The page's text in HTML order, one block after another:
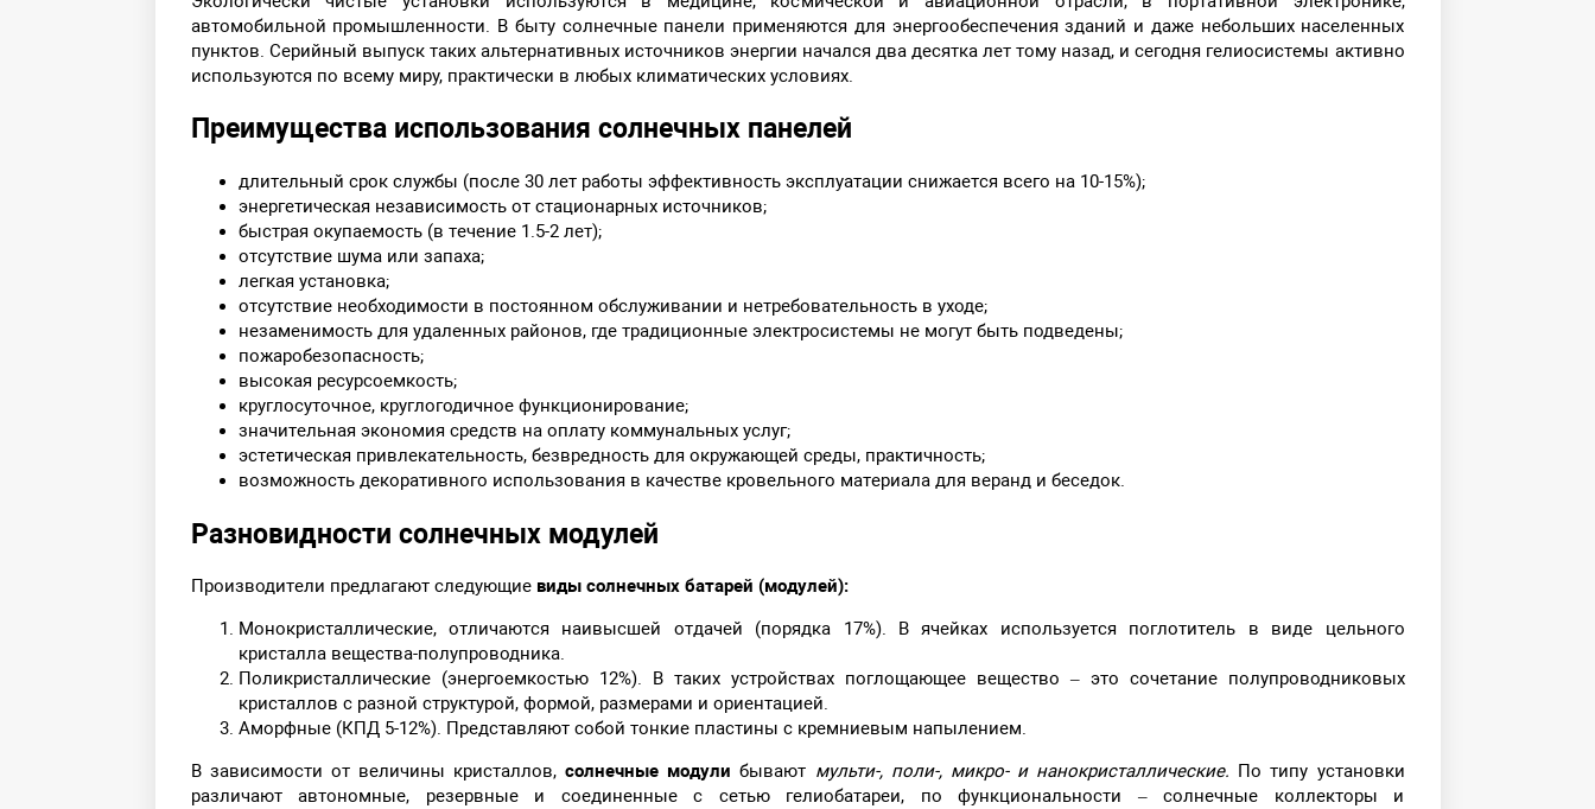
автомобильной промышленности. В быту солнечные панели применяются для энергообеспечения зданий и даже небольших населенных
пунктов. Серийный выпуск таких альтернативных источников энергии начался два десятка лет тому назад, и сегодня гелиосистемы активно
используются по всему миру, практически в любых климатических условиях.
Преимущества использования солнечных панелей
длительный срок службы (после 30 лет работы эффективность эксплуатации снижается всего на 10-15%);
энергетическая независимость от стационарных источников;
быстрая окупаемость (в течение 1.5-2 лет);
отсутствие шума или запаха;
легкая установка;
отсутствие необходимости в постоянном обслуживании и нетребовательность в уходе;
незаменимость для удаленных районов, где традиционные электросистемы не могут быть подведены;
пожаробезопасность;
высокая ресурсоемкость;
круглосуточное, круглогодичное функционирование;
значительная экономия средств на оплату коммунальных услуг;
эстетическая привлекательность, безвредность для окружающей среды, практичность;
возможность декоративного использования в качестве кровельного материала для веранд и беседок.
Разновидности солнечных модулей
Производители предлагают следующие виды солнечных батарей (модулей):
Монокристаллические, отличаются наивысшей отдачей (порядка 17%). В ячейках используется поглотитель в виде цельного
кристалла вещества-полупроводника.
Поликристаллические (энергоемкостью 12%). В таких устройствах поглощающее вещество – это сочетание полупроводниковых
кристаллов с разной структурой, формой, размерами и ориентацией.
Аморфные (КПД 5-12%). Представляют собой тонкие пластины с кремниевым напылением.
В зависимости от величины кристаллов,солнечные модули бывают мульти-, поли-, микро- и нанокристаллические. По типу установки
различают автономные, резервные и соединенные с сетью гелиобатареи, по функциональности – солнечные коллекторы и